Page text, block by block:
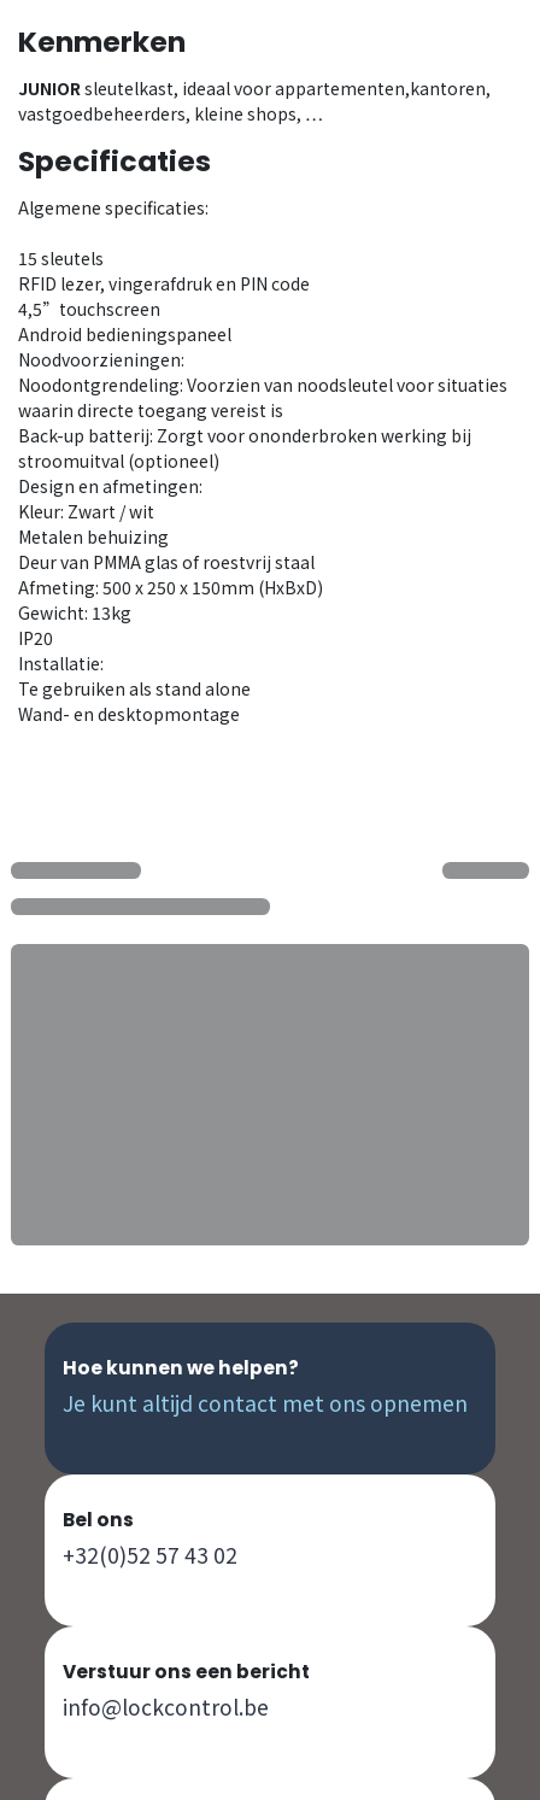
Kenmerken
JUNIOR sleutelkast, ideaal voor appartementen,kantoren,
vastgoedbeheerders, kleine shops, …
Specificaties
Algemene specificaties:
15 sleutels
RFID lezer, vingerafdruk en PIN code
4,5”touchscreen
Android bedieningspaneel
Noodvoorzieningen:
Noodontgrendeling: Voorzien van noodsleutel voor situaties
waarin directe toegang vereist is
Back-up batterij: Zorgt voor ononderbroken werking bij
stroomuitval (optioneel)
Design en afmetingen:
Kleur: Zwart / wit
Metalen behuizing
Deur van PMMA glas of roestvrij staal
Afmeting: 500 x 250 x 150mm (HxBxD)
Gewicht: 13kg
IP20
Installatie:
Te gebruiken als stand alone
Wand- en desktopmontage
Hoe kunnen we helpen?
Je kunt altijd contact met ons opnemen
Bel ons
+32(0)52 57 43 02
Verstuur ons een bericht
info@lockcontrol.be